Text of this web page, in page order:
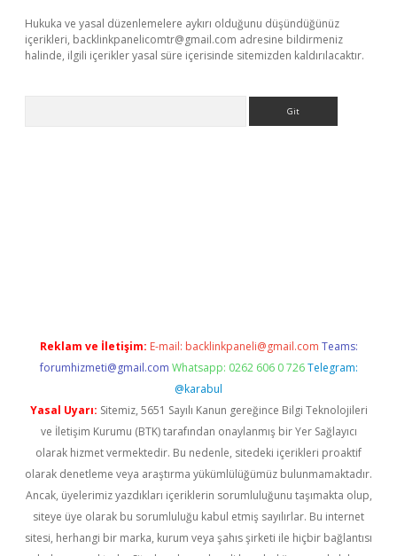
Hukuka ve yasal düzenlemelere aykırı olduğunu düşündüğünüz
içerikleri, backlinkpanelicomtr@gmail.com adresine bildirmeniz
halinde, ilgili içerikler yasal süre içerisinde sitemizden kaldırılacaktır.
Reklam ve İletişim: E-mail: backlinkpaneli@gmail.com Teams:
forumhizmeti@gmail.com Whatsapp: 0262 606 0 726 Telegram:
@karabul
Yasal Uyarı: Sitemiz, 5651 Sayılı Kanun gereğince Bilgi Teknolojileri
ve İletişim Kurumu (BTK) tarafından onaylanmış bir Yer Sağlayıcı
olarak hizmet vermektedir. Bu nedenle, sitedeki içerikleri proaktif
olarak denetleme veya araştırma yükümlülüğümüz bulunmamaktadır.
Ancak, üyelerimiz yazdıkları içeriklerin sorumluluğunu taşımakta olup,
siteye üye olarak bu sorumluluğu kabul etmiş sayılırlar. Bu internet
sitesi, herhangi bir marka, kurum veya şahıs şirketi ile hiçbir bağlantısı